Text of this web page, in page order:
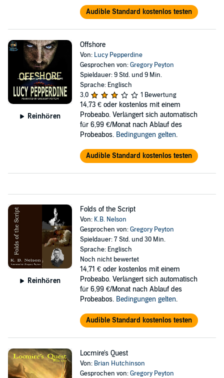
Audible Standard kostenlos testen
Reinhören
Offshore
Von: Lucy Pepperdine
Gesprochen von:Gregory Peyton
Spieldauer: 9 Std. und 9 Min.
Sprache: Englisch
3,0
1 Bewertung
14,73 € oder kostenlos mit einem
Probeabo. Verlängert sich automatisch
für 6,99 €/Monat nach Ablauf des
Probeabos. Bedingungen gelten.
Audible Standard kostenlos testen
Reinhören
Folds of the Script
Von: K.B. Nelson
Gesprochen von:Gregory Peyton
Spieldauer: 7 Std. und 30 Min.
Sprache: Englisch
Noch nicht bewertet
14,71 € oder kostenlos mit einem
Probeabo. Verlängert sich automatisch
für 6,99 €/Monat nach Ablauf des
Probeabos. Bedingungen gelten.
Audible Standard kostenlos testen
Locmire's Quest
Von: Brian Hutchinson
Gesprochen von:Gregory Peyton